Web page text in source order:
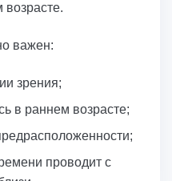
возрасте.
важен:
зрения;
в раннем возрасте;
проводит с